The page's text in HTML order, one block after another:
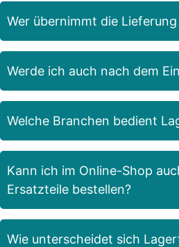
Wer übernimmt die
Werde ich auch nach dem
Welche Branchen bedient
Kann ich im Online-Shop
Ersatzteile bestellen?
Wie unterscheidet sich